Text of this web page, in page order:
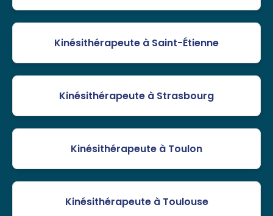
Kinésithérapeute à Saint-Étienne
Kinésithérapeute à Strasbourg
Kinésithérapeute à Toulon
Kinésithérapeute à Toulouse